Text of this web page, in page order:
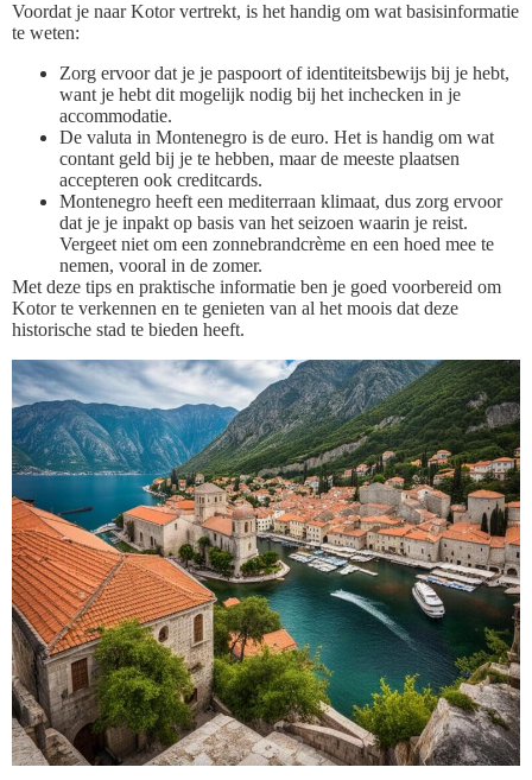
Voordat je naar Kotor vertrekt, is het handig om wat basisinformatie
te weten:
Zorg ervoor dat je je paspoort of identiteitsbewijs bij je hebt,
want je hebt dit mogelijk nodig bij het inchecken in je
accommodatie.
De valuta in Montenegro is de euro. Het is handig om wat
contant geld bij je te hebben, maar de meeste plaatsen
accepteren ook creditcards.
Montenegro heeft een mediterraan klimaat, dus zorg ervoor
dat je je inpakt op basis van het seizoen waarin je reist.
Vergeet niet om een zonnebrandcrème en een hoed mee te
nemen, vooral in de zomer.
Met deze tips en praktische informatie ben je goed voorbereid om
Kotor te verkennen en te genieten van al het moois dat deze
historische stad te bieden heeft.